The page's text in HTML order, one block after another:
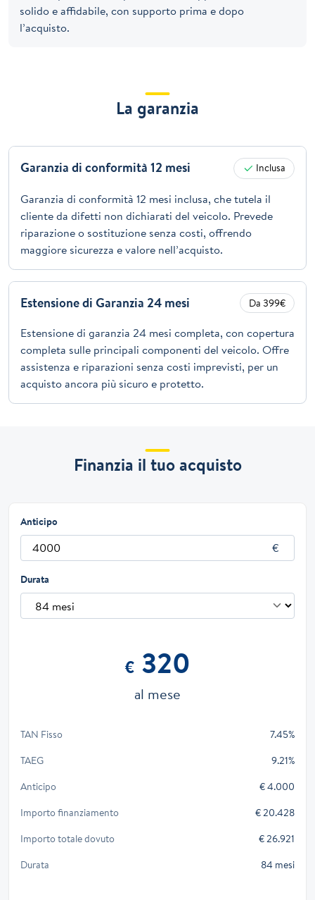
solido e affidabile, con supporto prima e dopo
l’acquisto.
La garanzia
Garanzia di conformità 12 mesi Inclusa
Garanzia di conformità 12 mesi inclusa, che tutela il
cliente da difetti non dichiarati del veicolo. Prevede
riparazione o sostituzione senza costi, offrendo
maggiore sicurezza e valore nell’acquisto.
Estensione di Garanzia 24 mesi Da 399€
Estensione di garanzia 24 mesi completa, con copertura
completa sulle principali componenti del veicolo. Offre
assistenza e riparazioni senza costi imprevisti, per un
acquisto ancora più sicuro e protetto.
Finanzia il tuo acquisto
Anticipo
Durata
€ 320
al mese
TAN Fisso
7.45%
TAEG
9.21%
Anticipo
€ 4.000
Importo finanziamento
€ 20.428
Importo totale dovuto
€ 26.921
Durata
84 mesi